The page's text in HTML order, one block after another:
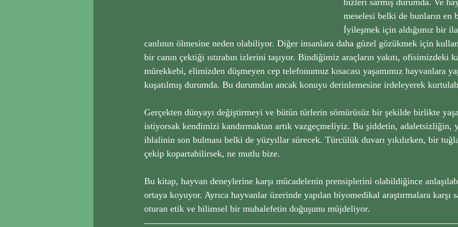
bizleri sarmış durumda. Ve
meselesi belki de bunların en
İyileşmek için aldığımız bir
canlının ölmesine neden olabiliyor. Diğer insanlara daha güzel gözükmek için
bir canın çektiği ıstırabın izlerini taşıyor. Bindiğimiz araçların yakıtı, ofisimizdeki
mürekkebi, elimizden düşmeyen cep telefonumuz kısacası yaşamımız hayvanlara
kuşatılmış durumda. Bu durumdan ancak konuyu derinlemesine irdeleyerek
Gerçekten dünyayı değiştirmeyi ve bütün türlerin sömürüsüz bir şekilde birlikte
istiyorsak kendimizi kandırmaktan artık vazgeçmeliyiz. Bu şiddetin, adaletsizliğin,
ihlalinin son bulması belki de yüzyıllar sürecek. Türcülük duvarı yıkılırken, bir
çekip kopartabilirsek, ne mutlu bize.
Bu kitap, hayvan deneylerine karşı mücadelenin prensiplerini olabildiğince
ortaya koyuyor. Ayrıca hayvanlar üzerinde yapılan biyomedikal araştırmalara karşı
oturan etik ve bilimsel bir muhalefetin doğuşunu müjdeliyor.